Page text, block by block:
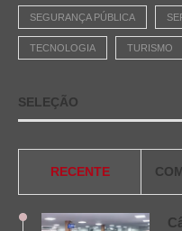
SEGURANÇA PÚBLICA
TECNOLOGIA TURISMO
SELEÇÃO
RECENTE